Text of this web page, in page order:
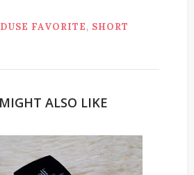
FAVORITE, SHORT
ALSO LIKE